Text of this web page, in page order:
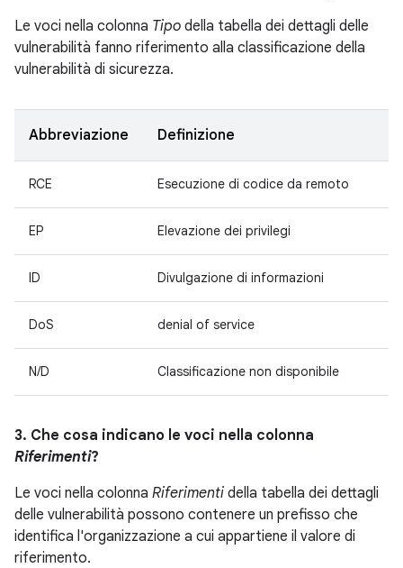
Le voci nella colonna Tipo della tabella dei dettagli delle
vulnerabilità fanno riferimento alla classificazione della
vulnerabilità di sicurezza.
Abbreviazione Definizione
RCE Esecuzione di codice da remoto
EP Elevazione dei privilegi
ID Divulgazione di informazioni
DoS denial of service
N/D Classificazione non disponibile
3. Che cosa indicano le voci nella colonna
Riferimenti?
Le voci nella colonna Riferimenti della tabella dei dettagli
delle vulnerabilità possono contenere un prefisso che
identifica l'organizzazione a cui appartiene il valore di
riferimento.